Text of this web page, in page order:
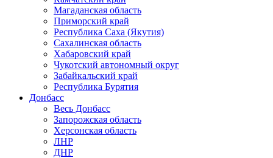
Магаданская область
Приморский край
Республика Саха (Якутия)
Сахалинская область
Хабаровский край
Чукотский автономный округ
Забайкальский край
Республика Бурятия
Донбасс
Весь Донбасс
Запорожская область
Херсонская область
ЛНР
ДНР